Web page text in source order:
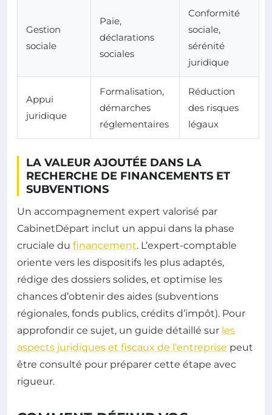
Gestion
sociale
Paie,
déclarations
sociales
Conformité
sociale,
sérénité
juridique
Appui
juridique
Formalisation,
démarches
réglementaires
Réduction
des risques
légaux
LA VALEUR AJOUTÉE DANS LA
RECHERCHE DE FINANCEMENTS ET
SUBVENTIONS
Un accompagnement expert valorisé par
CabinetDépart inclut un appui dans la phase
cruciale du financement. L’expert-comptable
oriente vers les dispositifs les plus adaptés,
rédige des dossiers solides, et optimise les
chances d’obtenir des aides (subventions
régionales, fonds publics, crédits d’impôt). Pour
approfondir ce sujet, un guide détaillé sur les
aspects juridiques et fiscaux de l’entreprise peut
être consulté pour préparer cette étape avec
rigueur.